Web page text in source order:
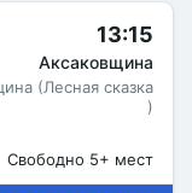
13:15
Аксаковщина
(Лесная сказка
)
Свободно 5+ мест